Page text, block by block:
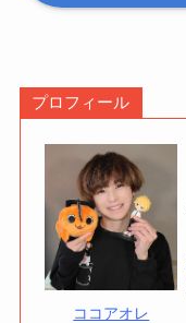
プロフィール
ココアオレ